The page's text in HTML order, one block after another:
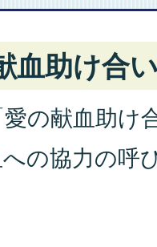
血助け合
の献血助け
の協力の呼